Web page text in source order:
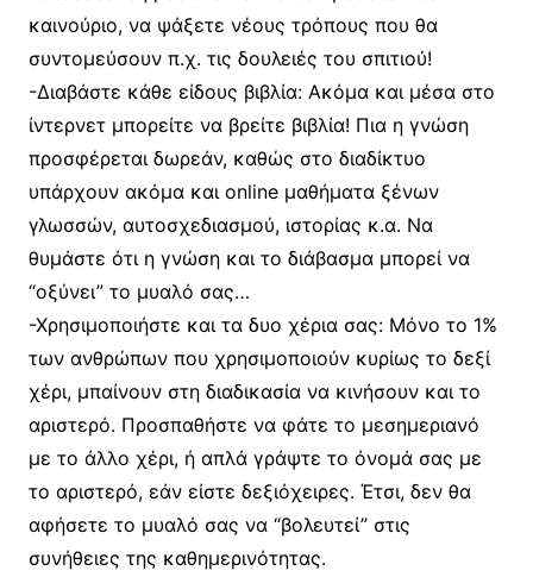
καινούριο, να ψάξετε νέους τρόπους που θα
συντομεύσουν π.χ. τις δουλειές του σπιτιού!
-Διαβάστε κάθε είδους βιβλία: Ακόμα και μέσα στο
ίντερνετ μπορείτε να βρείτε βιβλία! Πια η γνώση
προσφέρεται δωρεάν, καθώς στο διαδίκτυο
υπάρχουν ακόμα και online μαθήματα ξένων
γλωσσών, αυτοσχεδιασμού, ιστορίας κ.α. Να
θυμάστε ότι η γνώση και το διάβασμα μπορεί να
“οξύνει” το μυαλό σας…
-Χρησιμοποιήστε και τα δυο χέρια σας: Μόνο το 1%
των ανθρώπων που χρησιμοποιούν κυρίως το δεξί
χέρι, μπαίνουν στη διαδικασία να κινήσουν και το
αριστερό. Προσπαθήστε να φάτε το μεσημεριανό
με το άλλο χέρι, ή απλά γράψτε το όνομά σας με
το αριστερό, εάν είστε δεξιόχειρες. Έτσι, δεν θα
αφήσετε το μυαλό σας να “βολευτεί” στις
συνήθειες της καθημερινότητας.